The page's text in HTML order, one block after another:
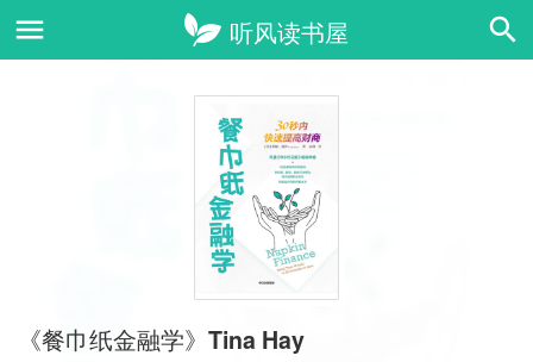
《餐巾纸金融学》Tina Hay